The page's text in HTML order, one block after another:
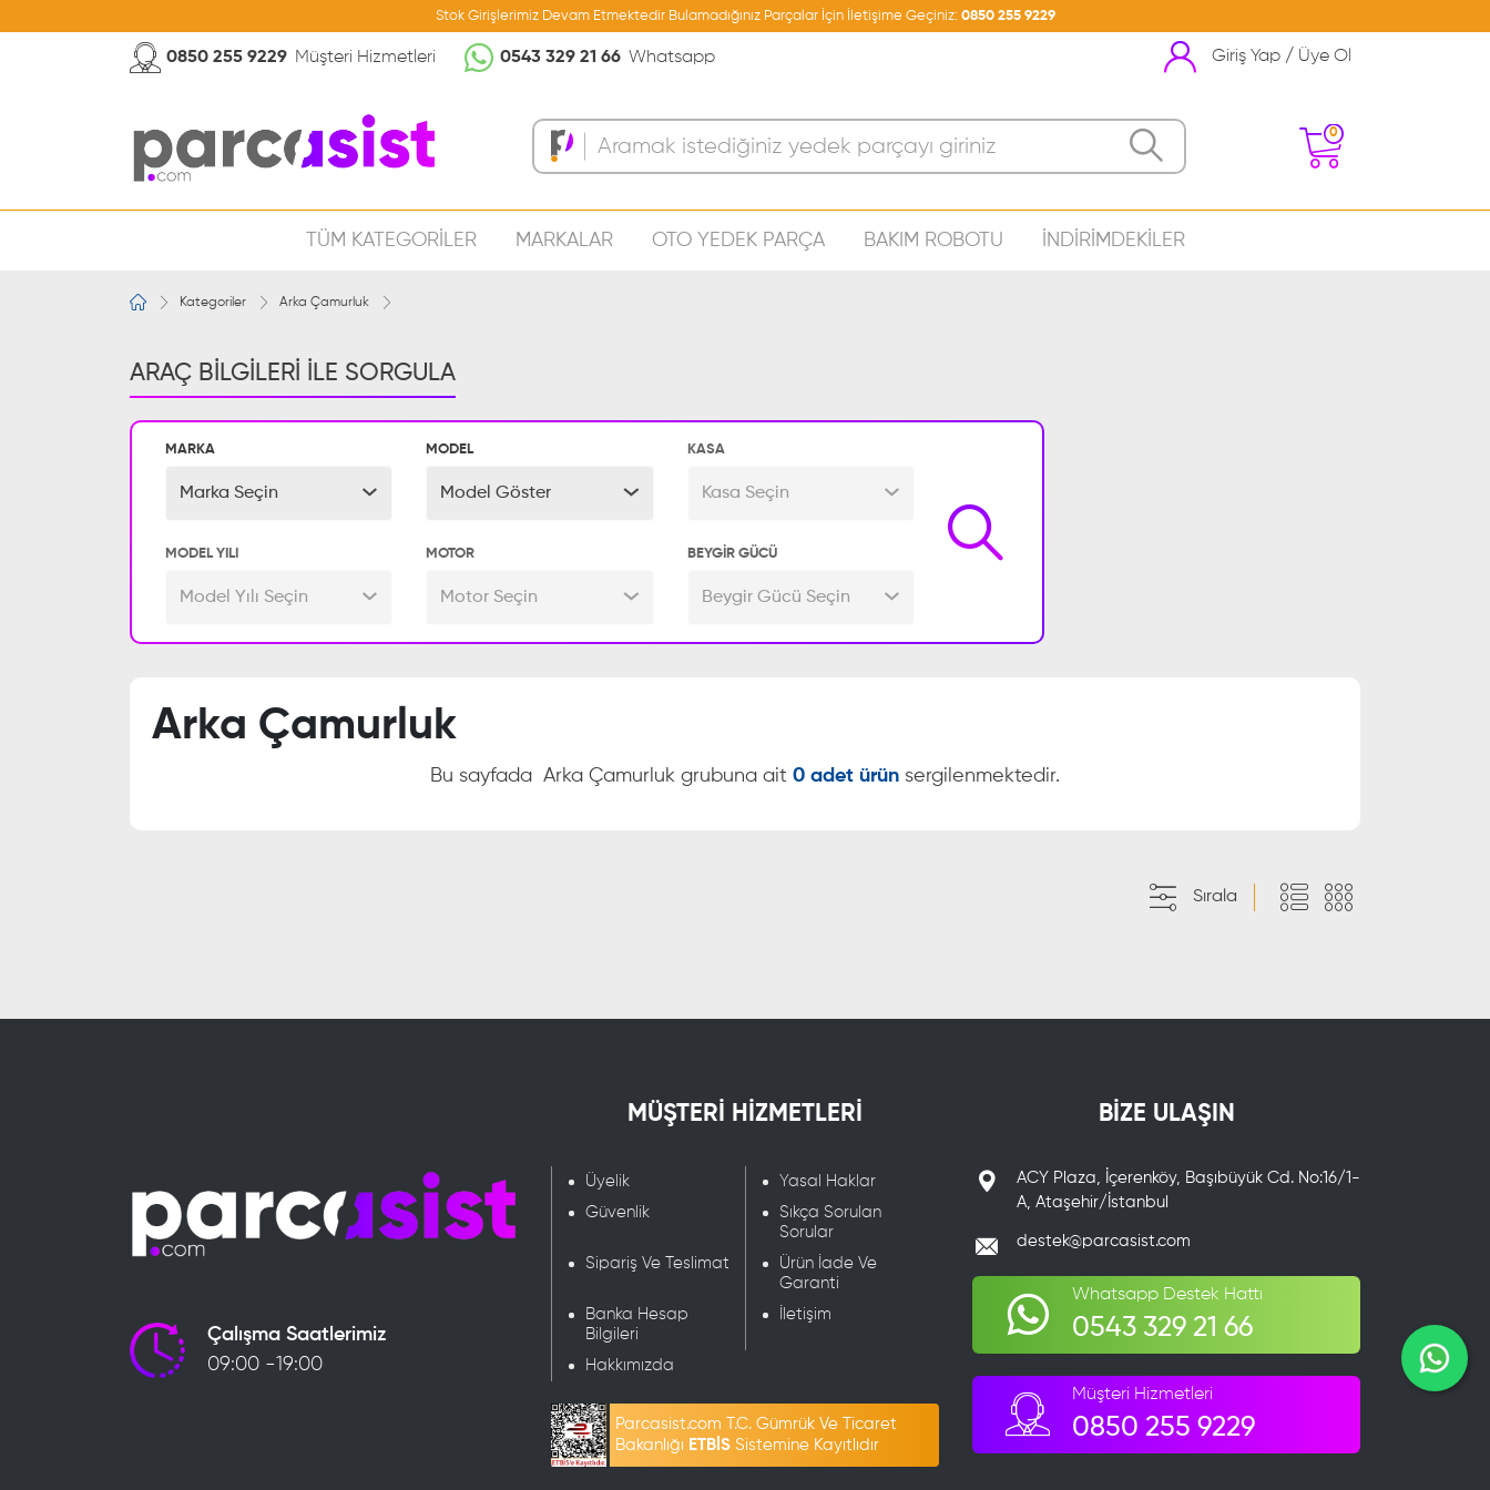
Stok Girişlerimiz Devam Etmektedir Bulamadığınız Parçalar İçin İletişime Geçiniz: 0850 255 9229
0850 255 9229 Müşteri Hizmetleri 0543 329 21 66 Whatsapp Giriş Yap / Üye Ol
0
TÜM KATEGORİLER MARKALAR OTO YEDEK PARÇA BAKIM ROBOTU İNDİRİMDEKİLER
Kategoriler Arka Çamurluk
ARAÇ BİLGİLERİ İLE SORGULA
MARKA
Marka Seçin
MODEL
Model Göster
KASA
Kasa Seçin
MODEL YILI
Model Yılı Seçin
MOTOR
Motor Seçin
BEYGİR GÜCÜ
Beygir Gücü Seçin
Arka Çamurluk
Bu sayfada Arka Çamurluk grubuna ait 0 adet ürün sergilenmektedir.
Sırala
Çalışma Saatlerimiz
09:00 -19:00
MÜŞTERİ HİZMETLERİ
Üyelik
Yasal Haklar
Güvenlik
Sıkça Sorulan
Sorular
Sipariş Ve Teslimat
Ürün İade Ve
Garanti
Banka Hesap
Bilgileri
İletişim
Hakkımızda
Parcasist.com T.C. Gümrük Ve Ticaret
Bakanlığı ETBİSSistemine Kayıtlıdır
BİZE ULAŞIN
ACY Plaza, İçerenköy, Başıbüyük Cd. No:16/1-
A, Ataşehir/İstanbul
destek@parcasist.com
Whatsapp Destek Hattı
0543 329 21 66
Müşteri Hizmetleri
0850 255 9229